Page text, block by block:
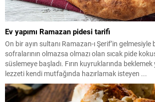
Ev yapımı Ramazan pidesi tarifi
On bir ayın sultanı Ramazan-ı Şerif’in
sofralarının olmazsa olmazı olan sıcak pide
süslemeye başladı. Fırın kuyruklarında
lezzeti kendi mutfağında hazırlamak isteyen ...